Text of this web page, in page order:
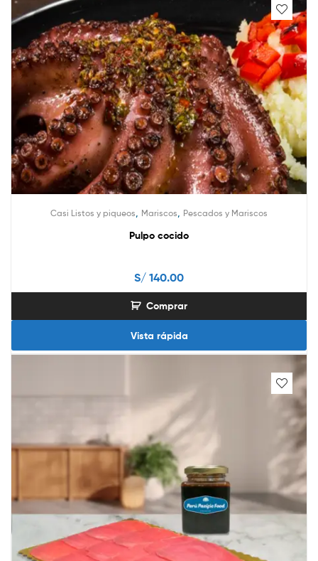
Casi Listos y piqueos Mariscos Pescados y Mariscos
Pulpo cocido
S/ 140.00
Comprar
Vista rápida